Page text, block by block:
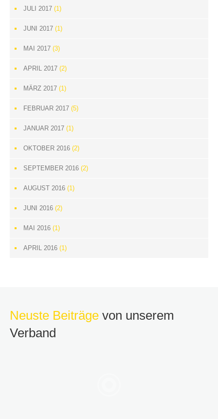
JULI 2017 (1)
JUNI 2017 (1)
MAI 2017 (3)
APRIL 2017 (2)
MÄRZ 2017 (1)
FEBRUAR 2017 (5)
JANUAR 2017 (1)
OKTOBER 2016 (2)
SEPTEMBER 2016 (2)
AUGUST 2016 (1)
JUNI 2016 (2)
MAI 2016 (1)
APRIL 2016 (1)
Neuste Beiträge von unserem
Verband